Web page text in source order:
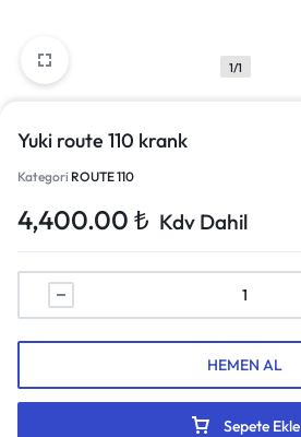
1/1
Yuki route 110 krank
Kategori ROUTE 110
4,400.00 ₺ Kdv Dahil
Sepete Ekle
HEMEN AL